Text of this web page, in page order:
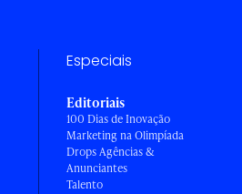
Especiais
Editoriais
100 Dias de Inovação
Marketing na Olimpíada
Drops Agências &
Anunciantes
Talento